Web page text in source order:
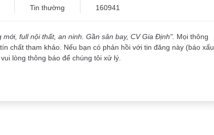
Tin thường
160941
mới, full nội thất, an ninh. Gần sân bay, CV Gia Định". Mọi thông
chất tham khảo. Nếu bạn có phản hồi với tin đăng này (báo xấu,
lòng thông báo để chúng tôi xử lý.